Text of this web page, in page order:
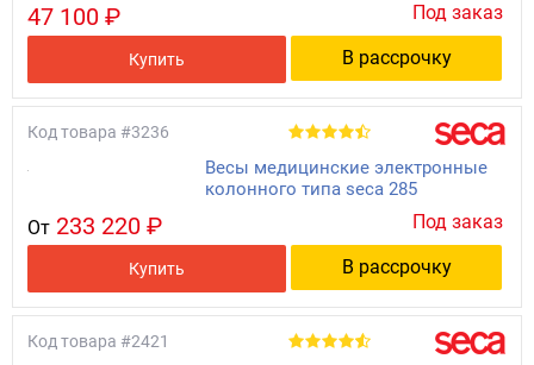
47 100 ₽ Под заказ
Купить В рассрочку
Код товара #3236
Весы медицинские электронные
колонного типа seca 285
От 233 220 ₽ Под заказ
Купить В рассрочку
Код товара #2421